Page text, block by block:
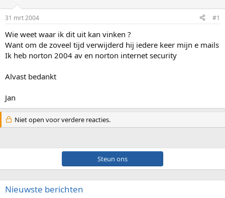
s
t
a
r
t
r
m
31 mrt 2004 #1
Wie weet waar ik dit uit kan vinken ?
Want om de zoveel tijd verwijderd hij iedere keer mijn e mails
Ik heb norton 2004 av en norton internet security
Alvast bedankt
Jan
Niet open voor verdere reacties.
Steun ons
Nieuwste berichten